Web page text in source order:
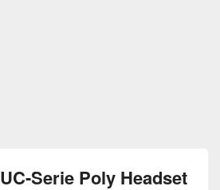
Serie Poly Headset